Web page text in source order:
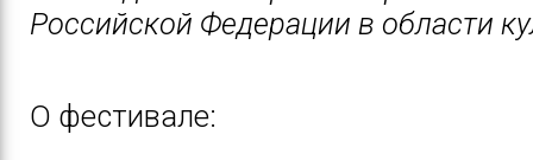
Российской Федерации в области
О фестивале: